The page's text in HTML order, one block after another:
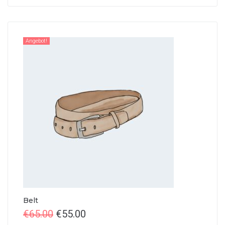
Angebot!
Belt
€65.00 Ursprünglicher
€55.00